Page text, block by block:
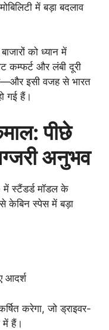
में बड़ा बदलाव
को ध्यान में
कम्फर्ट और लंबी दूरी
है—और इसी वजह से भारत
गई हैं।
पीछे
अनुभव
स्टैंडर्ड मॉडल के
केबिन स्पेस में बड़ा
आदर्श
करेगा, जो ड्राइवर-
में हैं।